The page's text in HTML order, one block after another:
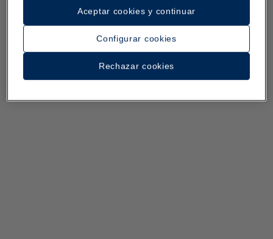
Configurar cookies
Rechazar cookies
Aceptar cookies y continuar